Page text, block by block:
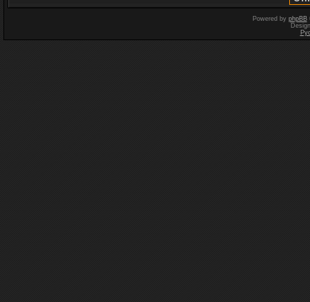
Powered by phpBB